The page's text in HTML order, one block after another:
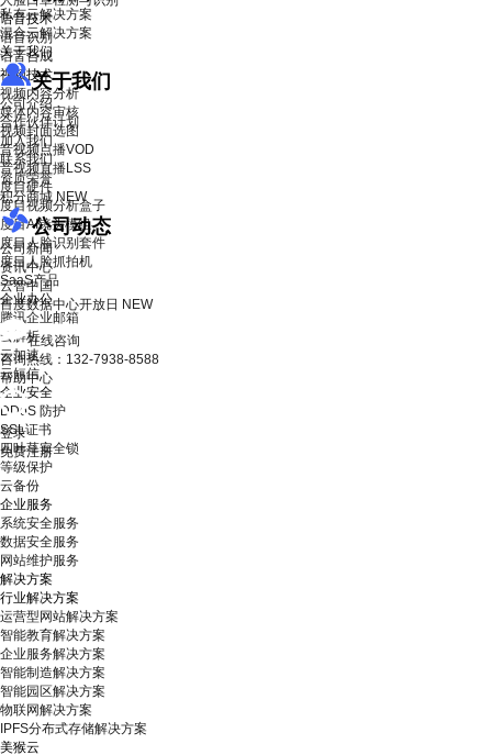
私有云解决方案
混合云解决方案
关于我们
关于我们
公司介绍
合作伙伴计划
加入我们
联系我们
资质荣誉
积分商城 NEW
公司动态
公司新闻
资讯中心
云智中国
百度数据中心开放日 NEW
在线咨询
咨询热线：132-7938-8588
帮助中心
登录
免费注册
语音技术
语音识别
语音合成
视频技术
视频内容分析
媒体内容审核
视频封面选图
音视频点播VOD
音视频直播LSS
度目硬件
度目视频分析盒子
度目AI镜头模组
度目人脸识别套件
度目人脸抓拍机
SaaS产品
企业办公
腾讯企业邮箱
云解析
云加速
云短信
企业安全
DDoS 防护
SSL证书
四叶草安全锁
等级保护
云备份
企业服务
系统安全服务
数据安全服务
网站维护服务
解决方案
行业解决方案
运营型网站解决方案
智能教育解决方案
企业服务解决方案
智能制造解决方案
智能园区解决方案
物联网解决方案
IPFS分布式存储解决方案
美猴云